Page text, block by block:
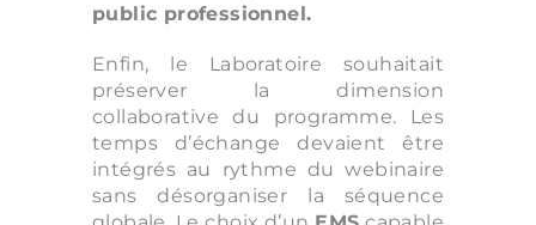
public professionnel.
Enfin, le Laboratoire souhaitait
préserver la dimension
collaborative du programme. Les
temps d’échange devaient être
intégrés au rythme du webinaire
sans désorganiser la séquence